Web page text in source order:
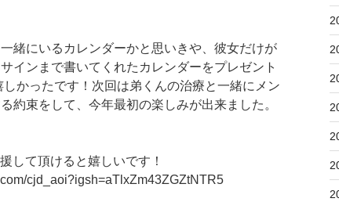
緒にいるカレンダーかと思いきや、彼女だけが
インまで書いてくれたカレンダーをプレゼント
しかったです！次回は弟くんの治療と一緒にメン
約束をして、今年最初の楽しみが出来ました。
して頂けると嬉しいです！
cjd_aoi?igsh=aTlxZm43ZGZtNTR5